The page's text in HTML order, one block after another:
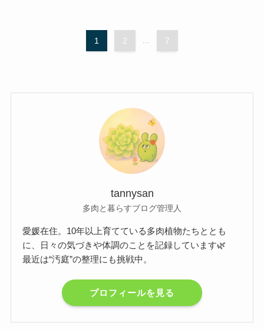
1 2 7
tannysan
多肉と暮らすブログ管理人
愛媛在住。10年以上育てている多肉植物たちととも
に、日々の気づきや体調のことを記録しています🌿
最近は“汚庭”の整理にも挑戦中。
プロフィールを見る